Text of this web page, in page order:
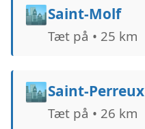
🏙️Saint-Molf
Tæt på • 25 km
🏙️Saint-Perreux
Tæt på • 26 km